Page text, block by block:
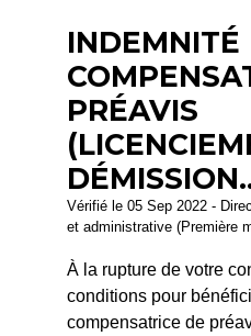
INDEMNITÉ
PRÉAVIS
Vérifié le 05 Sep 2022 -
et administrative (Première
À la rupture de votre
conditions pour
compensatrice de